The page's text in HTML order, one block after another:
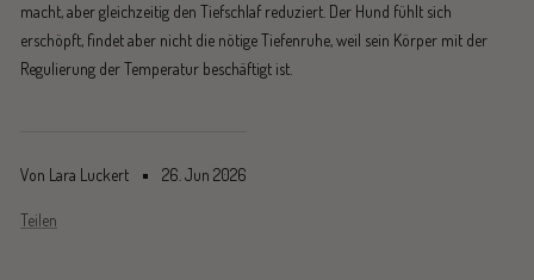
Von Lara Luckert 26. Jun 2026
Teilen
macht, aber gleichzeitig den Tiefschlaf reduziert. Der Hund fühlt sich
erschöpft, findet aber nicht die nötige Tiefenruhe, weil sein Körper mit der
Regulierung der Temperatur beschäftigt ist.